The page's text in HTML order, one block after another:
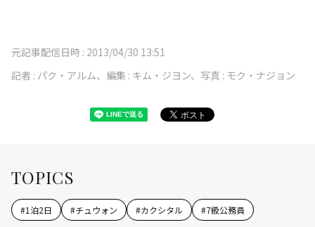
元記事配信日時 : 2013/04/30 13:51
記者 : パク・アルム、編集 : キム・ジヨン、写真 : モク・ナジョン
TOPICS
#1泊2日 #チュウォン #カクシタル #7級公務員